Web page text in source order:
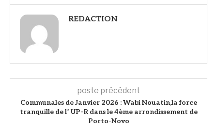
REDACTION
poste précédent
Communales de Janvier 2026 : Wabi Nouatin,la force
tranquille de l’ UP-R dans le 4ème arrondissement de
Porto-Novo